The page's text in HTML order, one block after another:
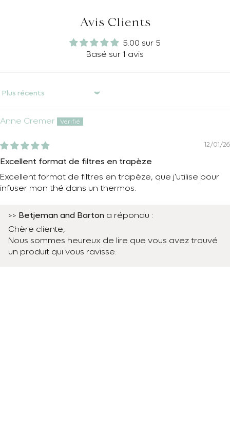
Avis Clients
5.00 sur 5
Basé sur 1 avis
Sort by
Anne Cremer
12/01/26
Excellent format de filtres en trapèze
Excellent format de filtres en trapèze, que j'utilise pour
infuser mon thé dans un thermos.
>> Betjeman and Barton a répondu :
Chère cliente,
Nous sommes heureux de lire que vous avez trouvé
un produit qui vous ravisse.